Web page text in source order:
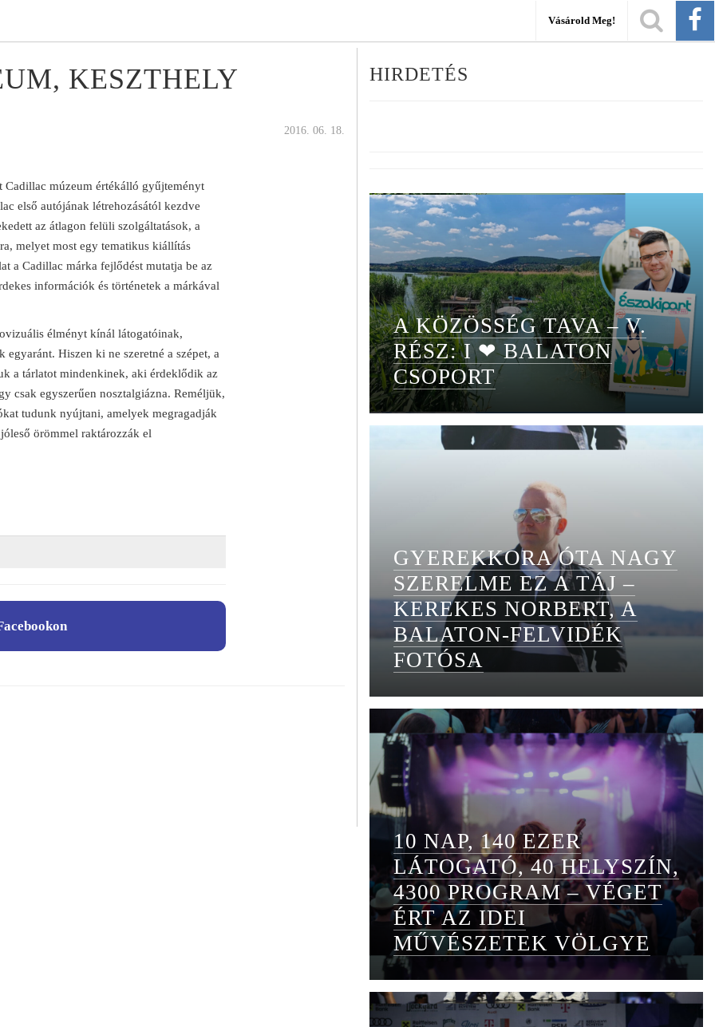
Vásárold Meg!
KESZTHELY
2016. 06. 18.
múzeum értékálló gyűjteményt
első autójának létrehozásától kezdve
az átlagon felüli szolgáltatások, a
melyet most egy tematikus kiállítás
a Cadillac márka fejlődést mutatja be az
információk és történetek a márkával
élményt kínál látogatóinak,
Hiszen ki ne szeretné a szépet, a
a tárlatot mindenkinek, aki érdeklődik az
csak egyszerűen nosztalgiázna. Reméljük,
tudunk nyújtani, amelyek megragadják
örömmel raktározzák el
HIRDETÉS
A KÖZÖSSÉG TAVA – V.
RÉSZ: I ❤ BALATON
CSOPORT
GYEREKKORA ÓTA NAGY
SZERELME EZ A TÁJ –
KEREKES NORBERT, A
BALATON-FELVIDÉK
FOTÓSA
10 NAP, 140 EZER
LÁTOGATÓ, 40 HELYSZÍN,
4300 PROGRAM – VÉGET
ÉRT AZ IDEI
MŰVÉSZETEK VÖLGYE